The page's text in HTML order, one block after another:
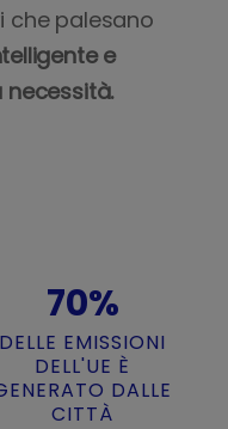
che palesano
e
necessità.
70%
DELLE EMISSIONI
DELL'UE È
DALLE
CITTÀ